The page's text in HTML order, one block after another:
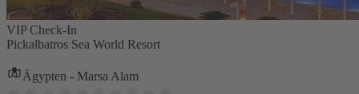
VIP Check-In
Pickalbatros Sea World Resort
Ägypten - Marsa Alam